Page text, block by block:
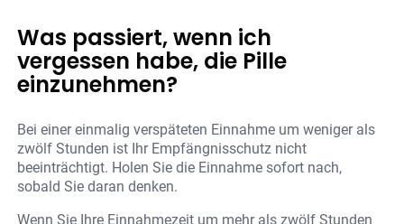
Was passiert, wenn ich
vergessen habe, die Pille
einzunehmen?
Bei einer einmalig verspäteten Einnahme um weniger als
zwölf Stunden ist Ihr Empfängnisschutz nicht
beeinträchtigt. Holen Sie die Einnahme sofort nach,
sobald Sie daran denken.
Wenn Sie Ihre Einnahmezeit um mehr als zwölf Stunden